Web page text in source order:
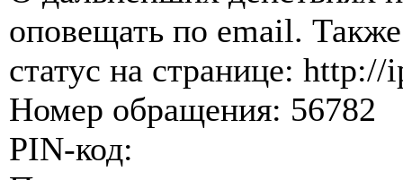
оповещать по email.
статус на странице:
Номер обращения: 56782
PIN-код: